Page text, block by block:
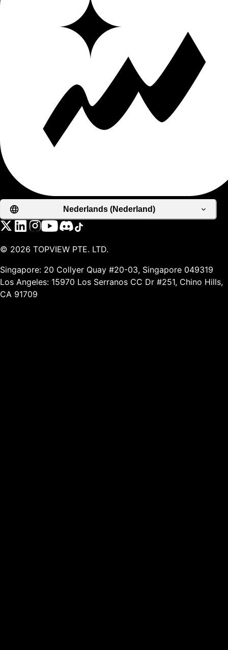
Nederlands (Nederland)
© 2026 TOPVIEW PTE. LTD.
Singapore: 20 Collyer Quay #20-03, Singapore 049319
Los Angeles: 15970 Los Serranos CC Dr #251, Chino Hills,
CA 91709